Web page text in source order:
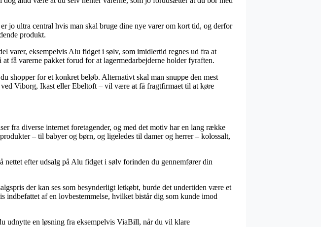
jo ultra central hvis man skal bruge dine nye varer om kort tid, og derfor
produkt.
varer, eksempelvis Alu fidget i sølv, som imidlertid regnes ud fra at
få varerne pakket forud for at lagermedarbejderne holder fyraften.
shopper for et konkret beløb. Alternativt skal man snuppe den mest
Viborg, Ikast eller Ebeltoft – vil være at få fragtfirmaet til at køre
fra diverse internet foretagender, og med det motiv har en lang række
– til babyer og børn, og ligeledes til damer og herrer – kolossalt,
nettet efter udsalg på Alu fidget i sølv forinden du gennemfører din
der kan ses som besynderligt letkøbt, burde det undertiden være et
af en lovbestemmelse, hvilket bistår dig som kunde imod
udnytte en løsning fra eksempelvis ViaBill, når du vil klare